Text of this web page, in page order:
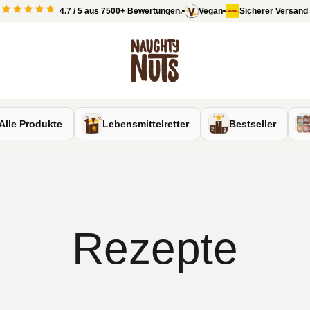
4.7 / 5 aus 7500+ Bewertungen. Vegan Sicherer Versand mit
Naughty Nuts
Produkte Lebensmittelretter Bestseller
Rezepte